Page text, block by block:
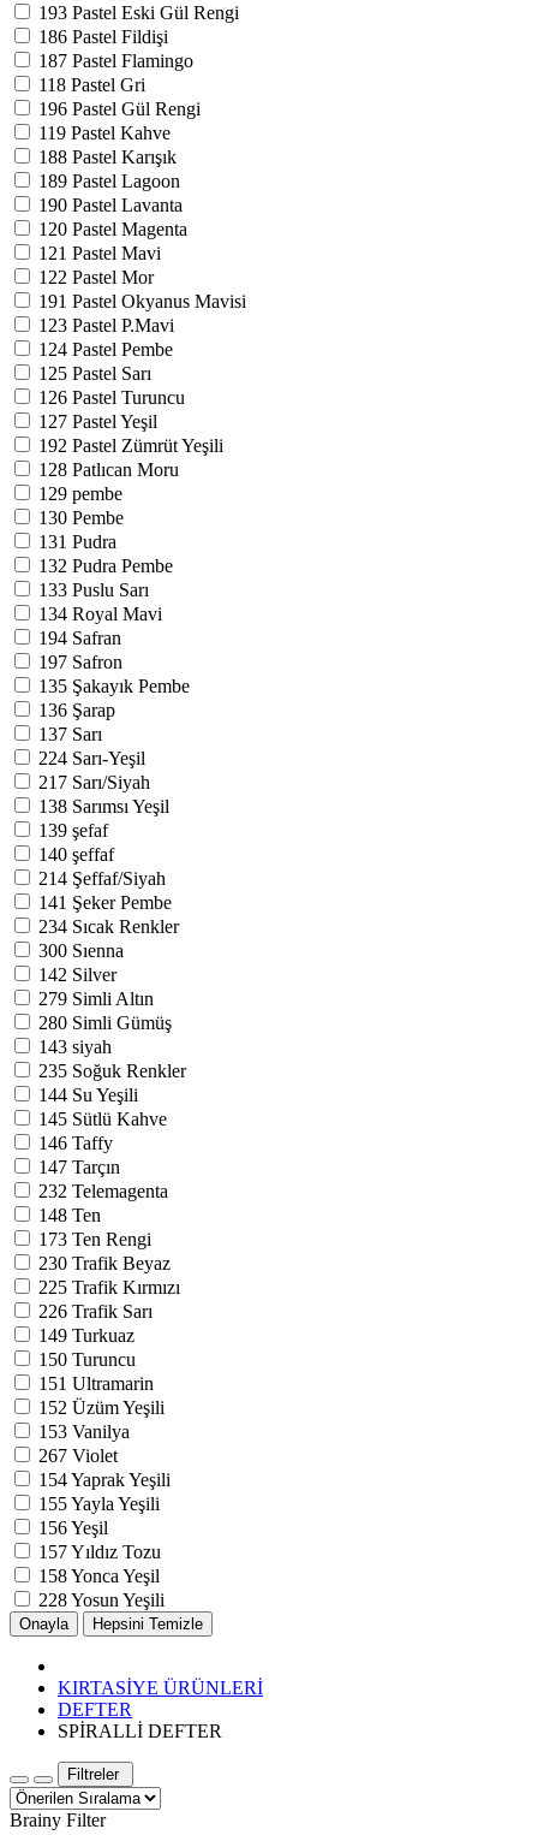
193 Pastel Eski Gül Rengi
186 Pastel Fildişi
187 Pastel Flamingo
118 Pastel Gri
196 Pastel Gül Rengi
119 Pastel Kahve
188 Pastel Karışık
189 Pastel Lagoon
190 Pastel Lavanta
120 Pastel Magenta
121 Pastel Mavi
122 Pastel Mor
191 Pastel Okyanus Mavisi
123 Pastel P.Mavi
124 Pastel Pembe
125 Pastel Sarı
126 Pastel Turuncu
127 Pastel Yeşil
192 Pastel Zümrüt Yeşili
128 Patlıcan Moru
129 pembe
130 Pembe
131 Pudra
132 Pudra Pembe
133 Puslu Sarı
134 Royal Mavi
194 Safran
197 Safron
135 Şakayık Pembe
136 Şarap
137 Sarı
224 Sarı-Yeşil
217 Sarı/Siyah
138 Sarımsı Yeşil
139 şefaf
140 şeffaf
214 Şeffaf/Siyah
141 Şeker Pembe
234 Sıcak Renkler
300 Sıenna
142 Silver
279 Simli Altın
280 Simli Gümüş
143 siyah
235 Soğuk Renkler
144 Su Yeşili
145 Sütlü Kahve
146 Taffy
147 Tarçın
232 Telemagenta
148 Ten
173 Ten Rengi
230 Trafik Beyaz
225 Trafik Kırmızı
226 Trafik Sarı
149 Turkuaz
150 Turuncu
151 Ultramarin
152 Üzüm Yeşili
153 Vanilya
267 Violet
154Yaprak Yeşili
155Yayla Yeşili
156Yeşil
157Yıldız Tozu
158Yonca Yeşil
228Yosun Yeşili
KIRTASİYE ÜRÜNLERİ
DEFTER
SPİRALLİ DEFTER
Filtreler
Brainy Filter